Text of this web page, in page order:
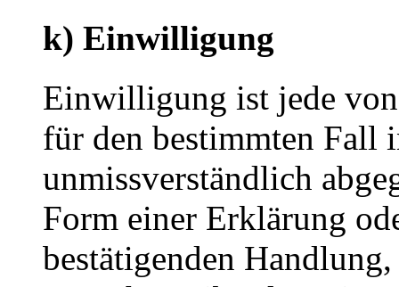
k) Einwilligung
Einwilligung ist jede
für den bestimmten Fall
unmissverständlich
Form einer Erklärung
bestätigenden